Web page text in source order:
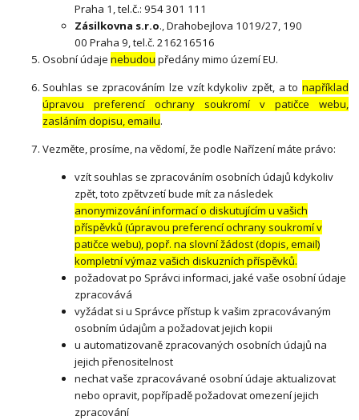
Praha 1, tel.č.: 954 301 111
Zásilkovna s.r.o., Drahobejlova 1019/27, 190
00 Praha 9, tel.č. 216216516
Osobní údajenebudou předány mimo území EU.
Souhlas se zpracováním lze vzít kdykoliv zpět, a to například
úpravou preferencí ochrany soukromí v patičce webu,
zasláním dopisu, emailu.
Vezměte, prosíme, na vědomí, že podle Nařízení máte právo:
vzít souhlas se zpracováním osobních údajů kdykoliv
zpět, toto zpětvzetí bude mít za následek
anonymizování informací o diskutujícím u vašich
příspěvků (úpravou preferencí ochrany soukromí v
patičce webu), popř. na slovní žádost (dopis, email)
kompletní výmaz vašich diskuzních příspěvků.
požadovat po Správci informaci, jaké vaše osobní údaje
zpracovává
vyžádat si u Správce přístup k vašim zpracovávaným
osobním údajům a požadovat jejich kopii
u automatizovaně zpracovaných osobních údajů na
jejich přenositelnost
nechat vaše zpracovávané osobní údaje aktualizovat
nebo opravit, popřípadě požadovat omezení jejich
zpracování